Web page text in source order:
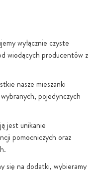
wyłącznie czyste
wiodących producentów z
nasze mieszanki
pojedynczych
jest unikanie
pomocniczych oraz
się na dodatki, wybieramy